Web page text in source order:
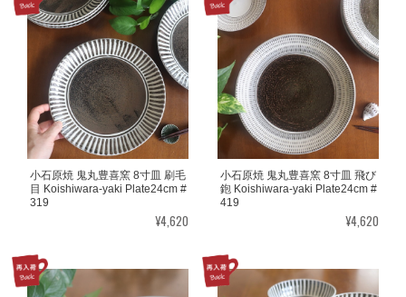
小石原焼 鬼丸豊喜窯 8寸皿 刷毛
目 Koishiwara-yaki Plate24cm #
319
¥4,620
小石原焼 鬼丸豊喜窯 8寸皿 飛び
鉋 Koishiwara-yaki Plate24cm #
419
¥4,620